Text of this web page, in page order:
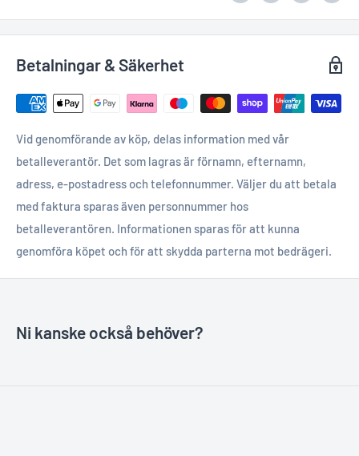
Betalningar & Säkerhet
Vid genomförande av köp, delas information med vår
betalleverantör. Det som lagras är förnamn, efternamn,
adress, e-postadress och telefonnummer. Väljer du att betala
med faktura sparas även personnummer hos
betalleverantören. Informationen sparas för att kunna
genomföra köpet och för att skydda parterna mot bedrägeri.
Ni kanske också behöver?